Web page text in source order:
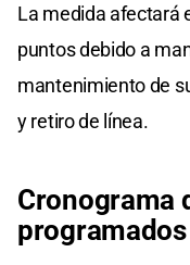
La medida afectará
puntos debido a
mantenimiento de
y retiro de línea.
Cronograma
programados